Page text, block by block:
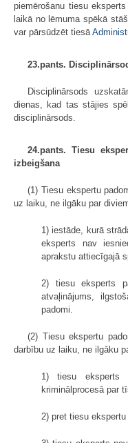
piemērošanu tiesu
laikā no lēmuma spēkā
var pārsūdzēt tiesā
23.pants.
Disciplinārsods
dienas, kad tas stājies
disciplinārsods.
24.pants. Tiesu
izbeigšana
(1) Tiesu ekspertu
uz laiku, ne ilgāku par
1) iestāde, kurā
eksperts nav
aprakstu attiecīgajā
2) tiesu eksperts
atvaļinājums,
padomi.
(2) Tiesu ekspertu
darbību uz laiku, ne ilgāku
1) tiesu eksperts
kriminālprocesā par
2) pret tiesu